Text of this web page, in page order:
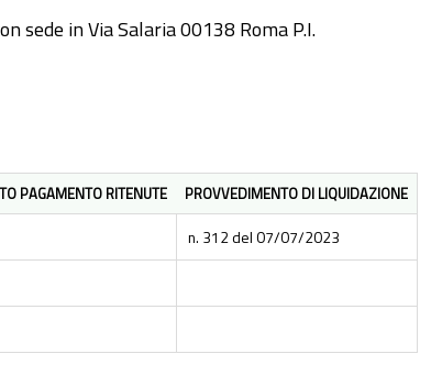
sede in Via Salaria 00138 Roma P.I.
PAGAMENTO RITENUTE PROVVEDIMENTO DI LIQUIDAZIONE
n. 312 del 07/07/2023